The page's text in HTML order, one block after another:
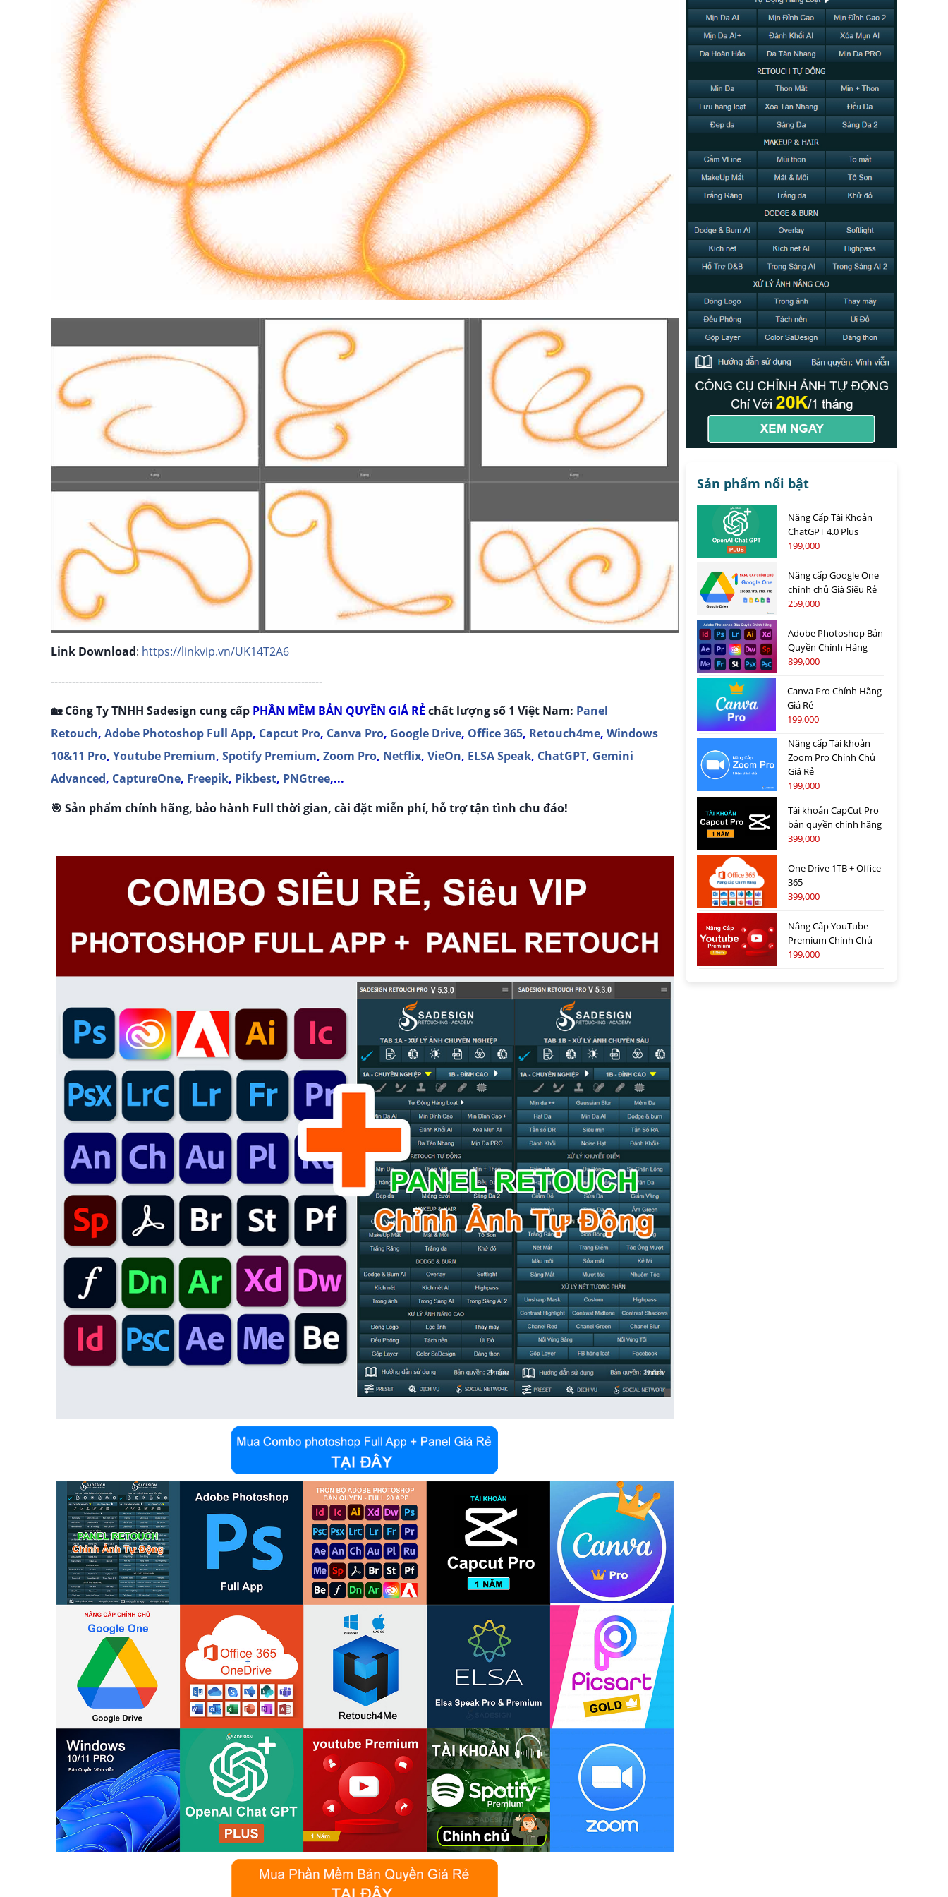
Link Download: https://linkvip.vn/UK14T2A6
-----------------------------------------------------------------------------
🏡 Công Ty TNHH Sadesign cung cấp PHẦN MỀM BẢN QUYỀN GIÁ RẺ chất lượng số 1 Việt Nam: Panel
Retouch, Adobe Photoshop Full App, Capcut Pro, Canva Pro, Google Drive, Office 365, Retouch4me, Windows
10&11 Pro, Youtube Premium, Spotify Premium, Zoom Pro, Netflix, VieOn, ELSA Speak, ChatGPT, Gemini
Advanced, CaptureOne, Freepik, Pikbest, PNGtree,...
🎯 Sản phẩm chính hãng, bảo hành Full thời gian, cài đặt miễn phí, hỗ trợ tận tình chu đáo!
Sản phẩm nổi bật
Nâng Cấp Tài Khoản
ChatGPT 4.0 Plus
199,000
Nâng cấp Google One
chính chủ Giá Siêu Rẻ
259,000
Adobe Photoshop Bản
Quyền Chính Hãng
899,000
Canva Pro Chính Hãng
Giá Rẻ
199,000
Nâng cấp Tài khoản
Zoom Pro Chính Chủ
Giá Rẻ
199,000
Tài khoản CapCut Pro
bản quyền chính hãng
399,000
One Drive 1TB + Office
365
399,000
Nâng Cấp YouTube
Premium Chính Chủ
199,000